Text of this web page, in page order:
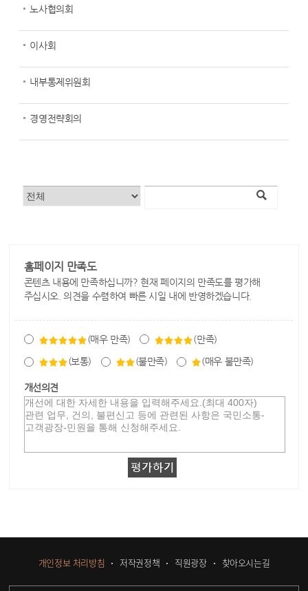
노사협의회
이사회
내부통제위원회
경영전략회의
홈페이지 만족도
콘텐츠 내용에 만족하십니까? 현재 페이지의 만족도를 평가해
주십시오. 의견을 수렴하여 빠른 시일 내에 반영하겠습니다.
(매우 만족) (만족)
(보통) (불만족) (매우 불만족)
개선의견
개인정보 처리방침 저작권정책 직원광장 찾아오시는길